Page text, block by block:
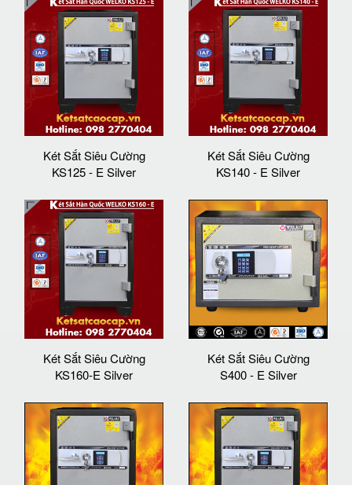
Két Sắt Siêu Cường
KS125 - E Silver
Két Sắt Siêu Cường
KS140 - E Silver
Két Sắt Siêu Cường
KS160-E Silver
Két Sắt Siêu Cường
S400 - E Silver